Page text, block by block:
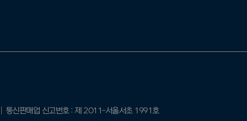
통신판매업 신고번호 : 제 2011-서울서초 1991호